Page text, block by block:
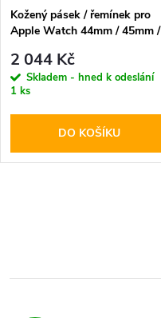
Kožený pásek / řemínek pro
Apple Watch 44mm / 45mm /
Active Pro Black Silver
2 044 Kč
Skladem - hned k odeslání
1 ks
DO KOŠÍKU
l